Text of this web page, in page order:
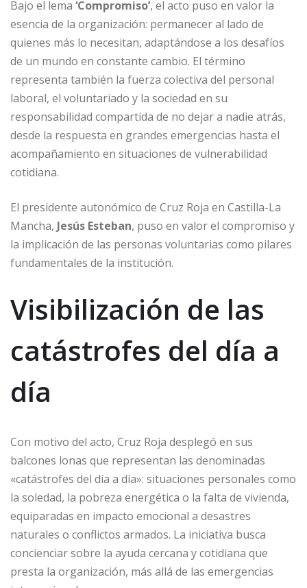
Bajo el lema ‘Compromiso’, el acto puso en valor la
esencia de la organización: permanecer al lado de
quienes más lo necesitan, adaptándose a los desafíos
de un mundo en constante cambio. El término
representa también la fuerza colectiva del personal
laboral, el voluntariado y la sociedad en su
responsabilidad compartida de no dejar a nadie atrás,
desde la respuesta en grandes emergencias hasta el
acompañamiento en situaciones de vulnerabilidad
cotidiana.
El presidente autonómico de Cruz Roja en Castilla-La
Mancha, Jesús Esteban, puso en valor el compromiso y
la implicación de las personas voluntarias como pilares
fundamentales de la institución.
Visibilización de las
catástrofes del día a
día
Con motivo del acto, Cruz Roja desplegó en sus
balcones lonas que representan las denominadas
«catástrofes del día a día»: situaciones personales como
la soledad, la pobreza energética o la falta de vivienda,
equiparadas en impacto emocional a desastres
naturales o conflictos armados. La iniciativa busca
concienciar sobre la ayuda cercana y cotidiana que
presta la organización, más allá de las emergencias